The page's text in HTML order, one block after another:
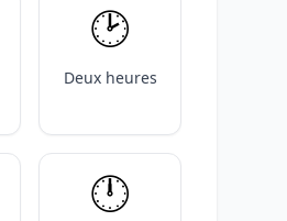
🕑️
Deux heures
🕛️